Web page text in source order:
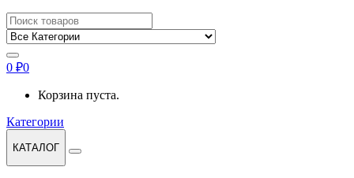
Найти:
0 ₽0
Корзина пуста.
Категории
КАТАЛОГ